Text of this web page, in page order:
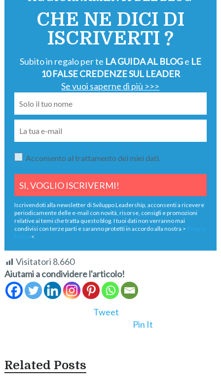
CHE NE DICI DI
ISCRIVERTI ?
Subito in regalo per te LA GUIDA AL BLOGe LE
10 FALSE CREDENZE SUL LEADER
Se vuoi saperne di più >>>
Acconsento al trattamento dei miei dati.
Iscrivendoti alla newsletter di Sviluppo Leadership, acconsenti a ricevere
periodicamente delle e-mail con novità, risorse, consigli e promozioni
relative ai temi che tratta questo blog. I tuoi dati non verranno mai
condivisi con terze parti e saranno protetti in accordo alla nostra > Privacy
Policy
<
Visitatori 8.660
Aiutami a condividere l'articolo!
Tweet
Pin It
Related Posts